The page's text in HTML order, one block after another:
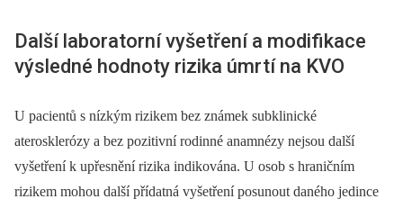
Další laboratorní vyšetření a modifikace
výsledné hodnoty rizika úmrtí na KVO
U pacientů s nízkým rizikem bez známek subklinické
aterosklerózy a bez pozitivní rodinné anamnézy nejsou další
vyšetření k upřesnění rizika indikována. U osob s hraničním
rizikem mohou další přídatná vyšetření posunout daného jedince